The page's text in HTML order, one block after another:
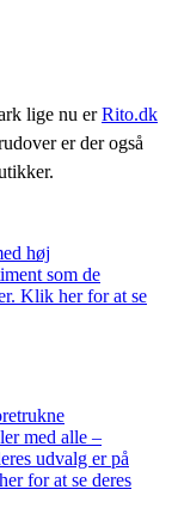
lige nu erRito.dk
er der også
høj
som de
Klik her for at se
med alle –
udvalg er på
for at se deres